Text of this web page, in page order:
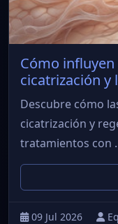
Cómo influyen
cicatrización y
Descubre cómo
cicatrización y
tratamientos con
09 Jul 2026